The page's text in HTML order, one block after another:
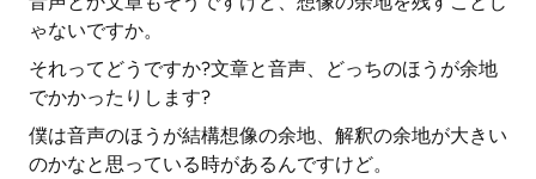
ゃないですか。
それってどうですか?文章と音声、どっちのほうが余地
でかかったりします?
僕は音声のほうが結構想像の余地、解釈の余地が大きい
のかなと思っている時があるんですけど。